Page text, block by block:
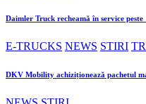
Daimler Truck recheamă în service peste
E-TRUCKS NEWS STIRI
DKV Mobility achiziționează pachetul